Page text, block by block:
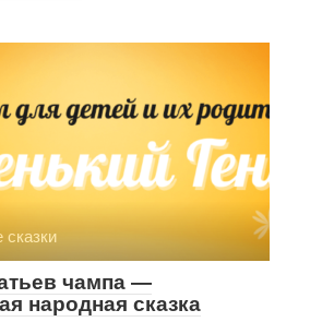
чампа —
народная сказка